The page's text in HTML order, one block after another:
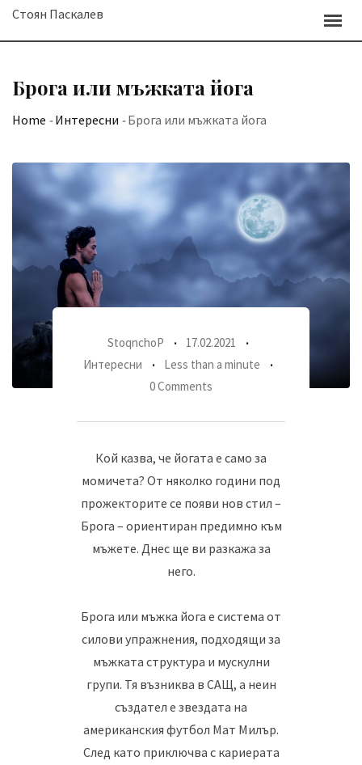
SkipСтоян Паскалев
Брога или мъжката йога
Home -Интересни -Брога или мъжката йога
StoqnchoP
17.02.2021
Интересни
Less than a minute
0 Comments
Кой казва, че йогата е само за
момичета? От няколко години под
прожекторите се появи нов стил –
Брога – ориентиран предимно към
мъжете. Днес ще ви разкажа за
него.
Брога или мъжка йога е система от
силови упражнения, подходящи за
мъжката структура и мускулни
групи. Тя възниква в САЩ, а неин
създател е звездата на
американския футбол Мат Милър.
След като приключва с кариерата